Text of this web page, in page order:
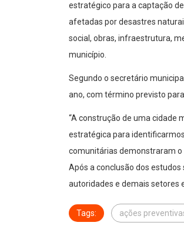
estratégico para a captação
afetadas por desastres
social, obras, infraestrutura,
município.
Segundo o secretário
ano, com término previsto
“A construção de uma cidade
estratégica para
comunitárias demonstraram o
Após a conclusão dos
autoridades e demais setores
Tags: ações